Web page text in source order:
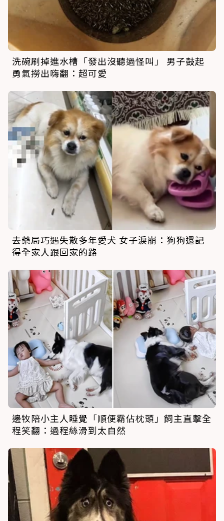
洗碗刷掉進水槽「發出沒聽過怪叫」 男子鼓起
勇氣撈出嗨翻：超可愛
去藥局巧遇失散多年愛犬 女子淚崩：狗狗還記
得全家人跟回家的路
邊牧陪小主人睡覺「順便霸佔枕頭」飼主直擊全
程笑翻：過程絲滑到太自然